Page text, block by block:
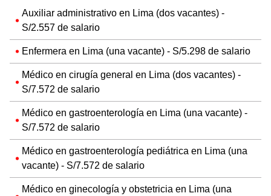
Auxiliar administrativo en Lima (dos vacantes) -
S/2.557 de salario
Enfermera en Lima (una vacante) - S/5.298 de salario
Médico en cirugía general en Lima (dos vacantes) -
S/7.572 de salario
Médico en gastroenterología en Lima (una vacante) -
S/7.572 de salario
Médico en gastroenterología pediátrica en Lima (una
vacante) - S/7.572 de salario
Médico en ginecología y obstetricia en Lima (una